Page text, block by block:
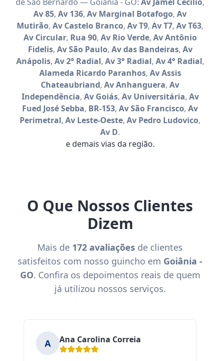
Av 85, Av 136, Av Marginal Botafogo, Av
Mutirão, Av Castelo Branco, Av T9, Av T7, Av T63,
Av Circular, Rua 90, Av Rio Verde, Av Antônio
Fidelis, Av São Paulo, Av das Bandeiras, Av
Anápolis, Av 2° Radial, Av 3° Radial, Av 4° Radial,
Alameda Ricardo Paranhos, Av Assis
Chateaubriand, Av Anhanguera, Av
Independência, Av Goiás, Av Universitária, Av
Fued José Sebba, BR-153, Av São Francisco, Av
Perimetral, Av Leste-Oeste, Av Pedro Ludovico,
Av D.
e demais vias da região.
O Que Nossos Clientes
Dizem
Mais de 172 avaliações de clientes
satisfeitos com nosso guincho em Goiânia -
GO. Confira os depoimentos reais de quem
já utilizou nossos serviços.
A Ana Carolina Correia